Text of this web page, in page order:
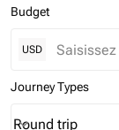
Budget
USD
Journey Types
Round trip
keyboard_arrow_down